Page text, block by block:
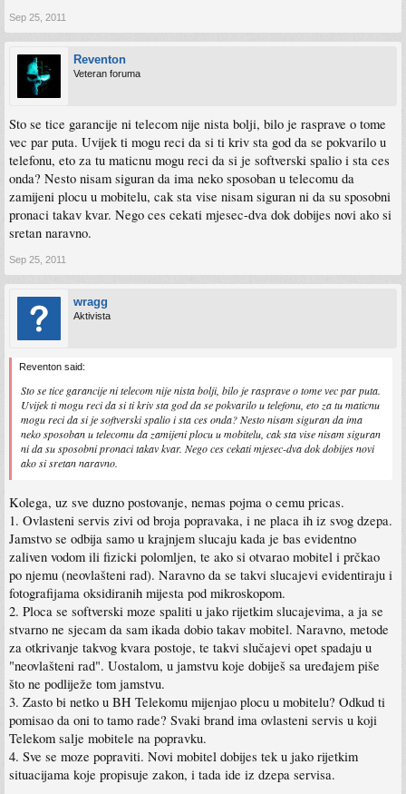
Sep 25, 2011
Reventon
Veteran foruma
Sto se tice garancije ni telecom nije nista bolji, bilo je rasprave o tome
vec par puta. Uvijek ti mogu reci da si ti kriv sta god da se pokvarilo u
telefonu, eto za tu maticnu mogu reci da si je softverski spalio i sta ces
onda? Nesto nisam siguran da ima neko sposoban u telecomu da
zamijeni plocu u mobitelu, cak sta vise nisam siguran ni da su sposobni
pronaci takav kvar. Nego ces cekati mjesec-dva dok dobijes novi ako si
sretan naravno.
Sep 25, 2011
wragg
Aktivista
Reventon said:
Sto se tice garancije ni telecom nije nista bolji, bilo je rasprave o tome vec par puta.
Uvijek ti mogu reci da si ti kriv sta god da se pokvarilo u telefonu, eto za tu maticnu
mogu reci da si je softverski spalio i sta ces onda? Nesto nisam siguran da ima
neko sposoban u telecomu da zamijeni plocu u mobitelu, cak sta vise nisam siguran
ni da su sposobni pronaci takav kvar. Nego ces cekati mjesec-dva dok dobijes novi
ako si sretan naravno.
Kolega, uz sve duzno postovanje, nemas pojma o cemu pricas.
1. Ovlasteni servis zivi od broja popravaka, i ne placa ih iz svog dzepa.
Jamstvo se odbija samo u krajnjem slucaju kada je bas evidentno
zaliven vodom ili fizicki polomljen, te ako si otvarao mobitel i prčkao
po njemu (neovlašteni rad). Naravno da se takvi slucajevi evidentiraju i
fotografijama oksidiranih mijesta pod mikroskopom.
2. Ploca se softverski moze spaliti u jako rijetkim slucajevima, a ja se
stvarno ne sjecam da sam ikada dobio takav mobitel. Naravno, metode
za otkrivanje takvog kvara postoje, te takvi slučajevi opet spadaju u
"neovlašteni rad". Uostalom, u jamstvu koje dobiješ sa uređajem piše
što ne podliježe tom jamstvu.
3. Zasto bi netko u BH Telekomu mijenjao plocu u mobitelu? Odkud ti
pomisao da oni to tamo rade? Svaki brand ima ovlasteni servis u koji
Telekom salje mobitele na popravku.
4. Sve se moze popraviti. Novi mobitel dobijes tek u jako rijetkim
situacijama koje propisuje zakon, i tada ide iz dzepa servisa.